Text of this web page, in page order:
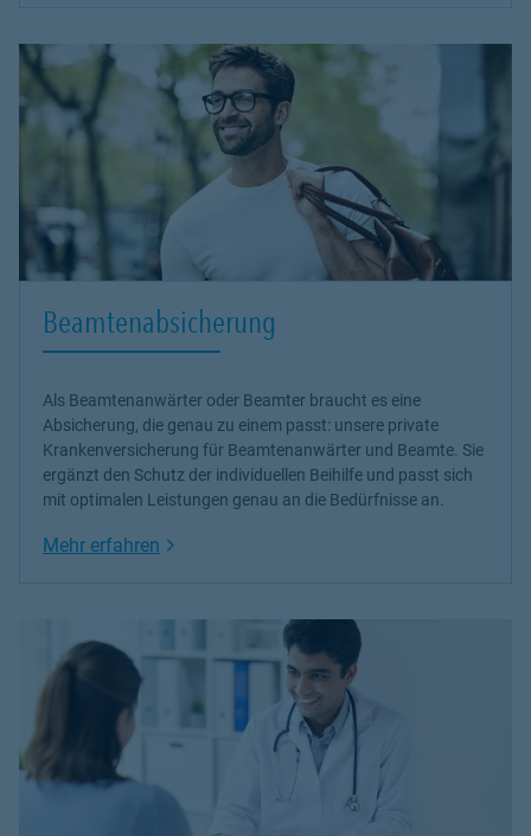
Beamtenabsicherung
Als Beamtenanwärter oder Beamter braucht es eine
Absicherung, die genau zu einem passt: unsere private
Krankenversicherung für Beamtenanwärter und Beamte. Sie
ergänzt den Schutz der individuellen Beihilfe und passt sich
mit optimalen Leistungen genau an die Bedürfnisse an.
Mehr erfahren Link Opens in New Tab